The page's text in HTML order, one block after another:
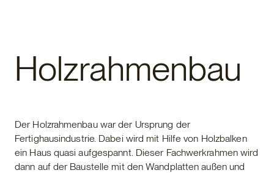
Holzrahmenbau
Der Holzrahmenbau war der Ursprung der
Fertighausindustrie. Dabei wird mit Hilfe von Holzbalken
ein Haus quasi aufgespannt. Dieser Fachwerkrahmen wird
dann auf der Baustelle mit den Wandplatten außen und